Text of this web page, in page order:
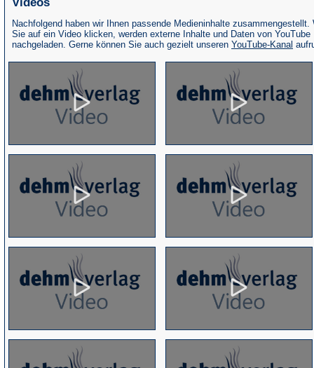
Nachfolgend haben wir Ihnen passende Medieninhalte zusammengestellt.
Sie auf ein Video klicken, werden externe Inhalte und Daten von YouTube
nachgeladen. Gerne können Sie auch gezielt unseren YouTube-Kanal